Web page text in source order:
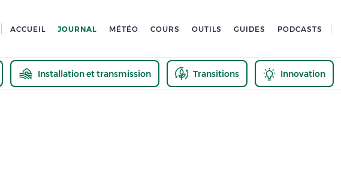
ACCUEIL JOURNAL MÉTÉO COURS OUTILS GUIDES PODCASTS
Installation et transmission Transitions Innovation